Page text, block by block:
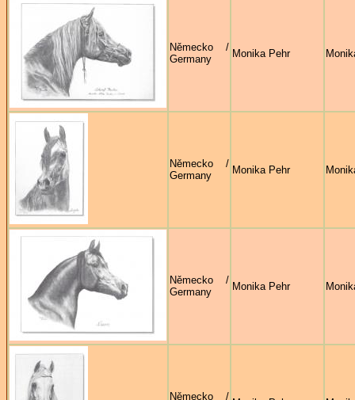
Německo /
Germany
Monika Pehr
Německo /
Germany
Monika Pehr
Německo /
Germany
Monika Pehr
Německo /